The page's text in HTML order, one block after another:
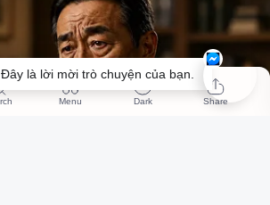
Đây là lời mời trò chuyện của bạn.